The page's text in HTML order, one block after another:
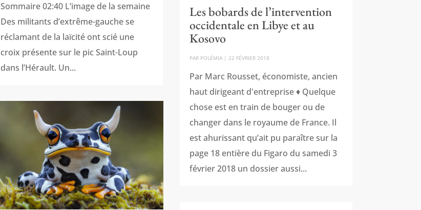
Sommaire 02:40 L’image de la semaine
Des militants d’extrême-gauche se
réclamant de la laïcité ont scié une
croix présente sur le pic Saint-Loup
dans l’Hérault. Un...
Les bobards de l’intervention
occidentale en Libye et au
Kosovo
PAR POLÉMIA| 22 FÉVRIER 2018
Par Marc Rousset, économiste, ancien
haut dirigeant d'entreprise ♦ Quelque
chose est en train de bouger ou de
changer dans le royaume de France. Il
est ahurissant qu’ait pu paraître sur la
page 18 entière du Figaro du samedi 3
février 2018 un dossier aussi...